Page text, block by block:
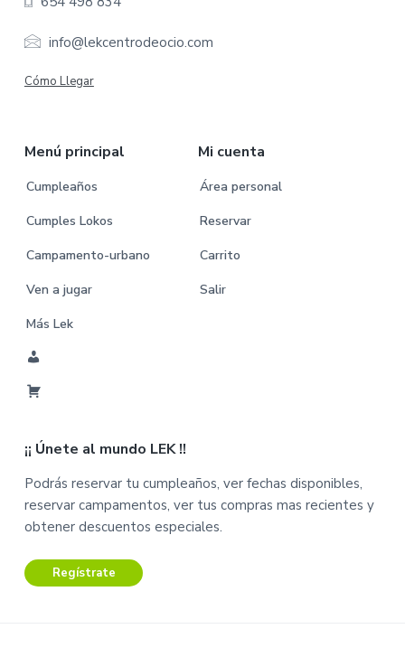
info@lekcentrodeocio.com
Cómo Llegar
Menú principal
Cumpleaños
Cumples Lokos
Campamento-urbano
Ven a jugar
Más Lek
e
n
r
i
t
o
Mi cuenta
Área personal
Reservar
Carrito
Salir
¡¡ Únete al mundo LEK !!
Podrás reservar tu cumpleaños, ver fechas disponibles,
reservar campamentos, ver tus compras mas recientes y
obtener descuentos especiales.
Regístrate